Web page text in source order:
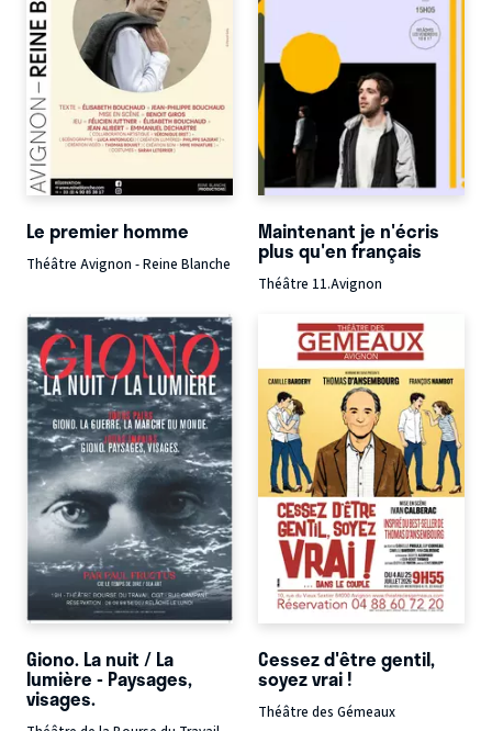
Le premier homme
Théâtre Avignon - Reine Blanche
Maintenant je n'écris
plus qu'en français
Théâtre 11.Avignon
Giono. La nuit / La
lumière - Paysages,
visages.
Cessez d'être gentil,
soyez vrai !
Théâtre des Gémeaux